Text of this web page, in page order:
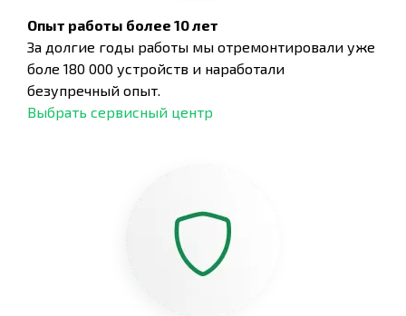
Опыт работы более 10 лет
За долгие годы работы мы отремонтировали уже
боле 180 000 устройств и наработали
безупречный опыт.
Выбрать сервисный центр